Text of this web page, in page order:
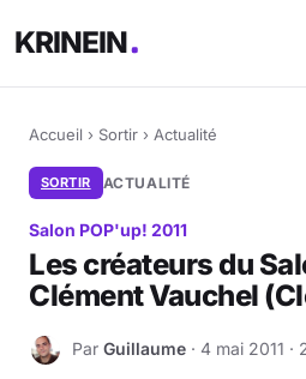
KRINEIN
Accueil › Sortir › Actualité
SORTIR ACTUALITÉ
Salon POP'up! 2011
Les créateurs du
Clément Vauchel
G Par Guillaume · 4 mai 2011